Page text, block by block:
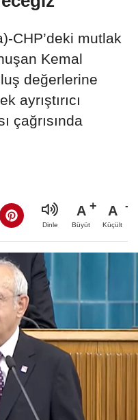
CHP’deki mutlak
Kemal
değerlerine
ayrıştırıcı
çağrısında
Dinle
A
Büyüt
A
Küçült